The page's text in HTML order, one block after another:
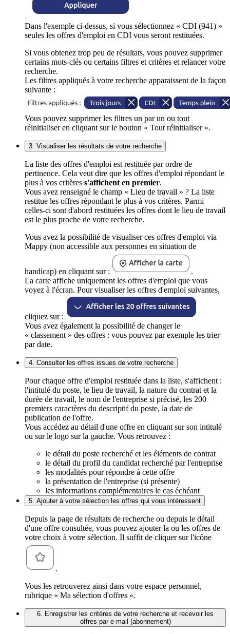
Dans l'exemple ci-dessus, si vous sélectionnez « CDI (941) »
seules les offres d'emploi en CDI vous seront restituées.
Si vous obtenez trop peu de résultats, vous pouvez supprimer
certains mots-clés ou certains filtres et critères et relancer votre
recherche.
Les filtres appliqués à votre recherche apparaissent de la façon
suivante :
Vous pouvez supprimer les filtres un par un ou tout
réinitialiser en cliquant sur le bouton « Tout réinitialiser ».
3. Visualiser les résultats de votre recherche
La liste des offres d'emploi est restituée par ordre de
pertinence. Cela veut dire que les offres d'emploi répondant le
plus à vos critères s'affichent en premier.
Vous avez renseigné le champ « Lieu de travail » ? La liste
restitue les offres répondant le plus à vos critères. Parmi
celles-ci sont d'abord restituées les offres dont le lieu de travail
est le plus proche de votre recherche.
Vous avez la possibilité de visualiser ces offres d'emploi via
Mappy (non accessible aux personnes en situation de
handicap) en cliquant sur :
.
La carte affiche uniquement les offres d'emploi que vous
voyez à l'écran. Pour visualiser les offres d'emploi suivantes,
cliquez sur :
Vous avez également la possibilité de changer le
« classement » des offres : vous pouvez par exemple les trier
par date.
4. Consulter les offres issues de votre recherche
Pour chaque offre d'emploi restituée dans la liste, s'affichent :
l'intitulé du poste, le lieu de travail, la nature du contrat et la
durée de travail, le nom de l'entreprise si précisé, les 200
premiers caractères du descriptif du poste, la date de
publication de l'offre.
Vous accédez au détail d'une offre en cliquant sur son intitulé
ou sur le logo sur la gauche. Vous retrouvez :
le détail du poste recherché et les éléments de contrat
le détail du profil du candidat recherché par l'entreprise
les modalités pour répondre à cette offre
la présentation de l'entreprise (si présente)
les informations complémentaires le cas échéant
5. Ajouter à votre sélection les offres qui vous intéressent
Depuis la page de résultats de recherche ou depuis le détail
d'une offre consultée, vous pouvez ajouter la ou les offres de
votre choix à votre sélection. Il suffit de cliquer sur l'icône
.
Vous les retrouverez ainsi dans votre espace personnel,
rubrique « Ma sélection d'offres ».
6. Enregistrer les critères de votre recherche et recevoir les
offres par e-mail (abonnement)